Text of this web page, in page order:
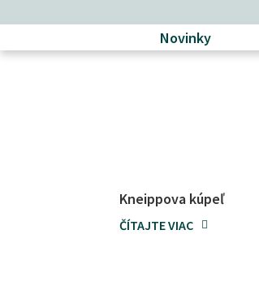
Novinky
Kneippova kúpeľ
ČÍTAJTE VIAC